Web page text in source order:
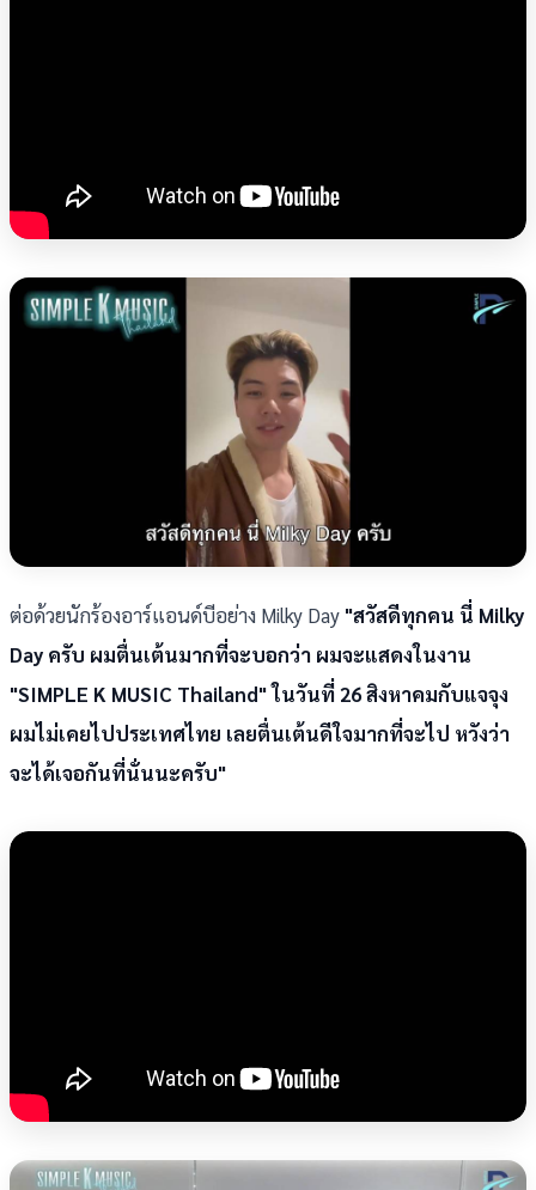
ต่อด้วยนักร้องอาร์แอนด์บีอย่าง Milky Day "สวัสดีทุกคน นี่ Milky
Day ครับ ผมตื่นเต้นมากที่จะบอกว่า ผมจะแสดงในงาน
"SIMPLE K MUSIC Thailand" ในวันที่ 26 สิงหาคมกับแจจุง
ผมไม่เคยไปประเทศไทย เลยตื่นเต้นดีใจมากที่จะไป หวังว่า
จะได้เจอกันที่นั่นนะครับ"